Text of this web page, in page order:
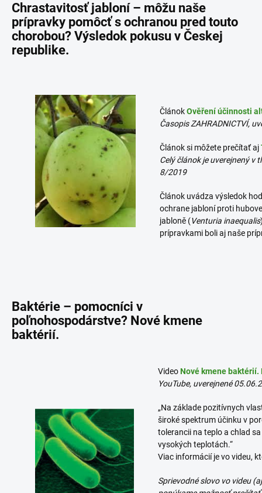
Chrastavitosť jabloní – môžu naše
prípravky pomôcť s ochranou pred touto
chorobou? Výsledok pokusu v Českej
republike.
ČlánokOvěření účinnosti
Časopis ZAHRADNICTVÍ,
Článok si môžete prečítať aj
Celý článok je uverejnený v
8/2019
Článok uvádza výsledok
ochrane jabloní proti
jabloně (Venturia inaequalis
prípravkami boli aj naše
Baktérie – pomocníci v
poľnohospodárstve? Nové kmene
baktérií.
VideoNové kmene
YouTube, uverejnené
„Na základe pozitívnych
široké spektrum účinku v
tolerancii na teplo a chlad
vysokých teplotách.“
Viac informácií je vo videu,
Sprievodné slovo vo videu